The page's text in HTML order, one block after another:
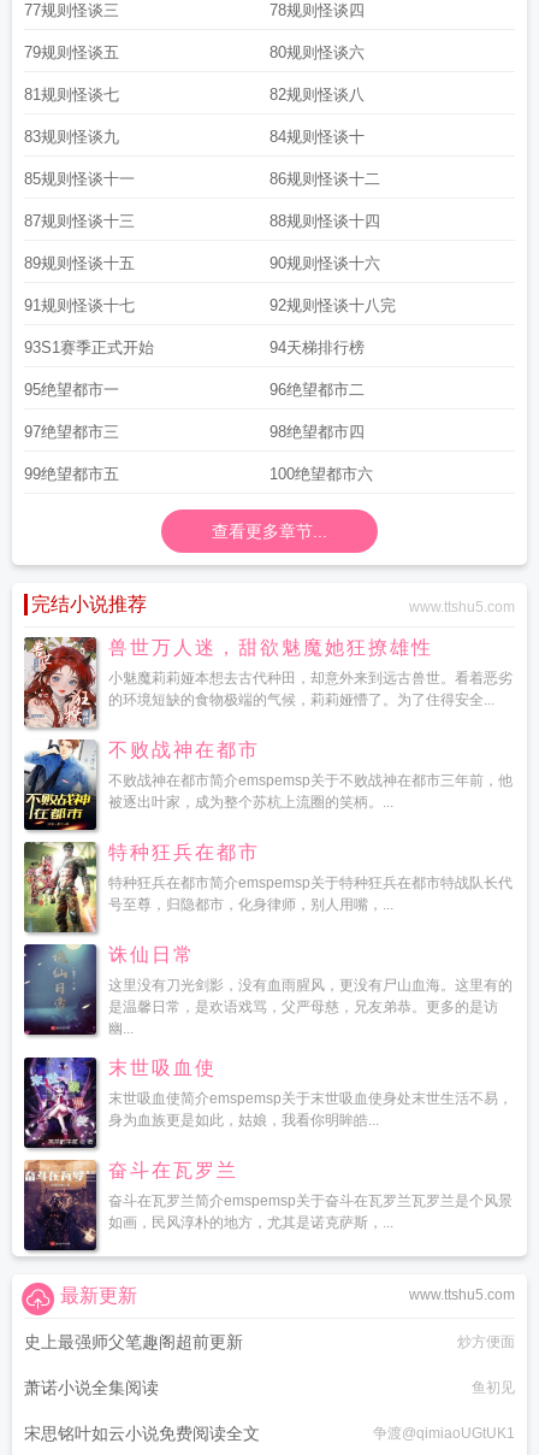
77规则怪谈三 78规则怪谈四
79规则怪谈五 80规则怪谈六
81规则怪谈七 82规则怪谈八
83规则怪谈九 84规则怪谈十
85规则怪谈十一 86规则怪谈十二
87规则怪谈十三 88规则怪谈十四
89规则怪谈十五 90规则怪谈十六
91规则怪谈十七 92规则怪谈十八完
93S1赛季正式开始 94天梯排行榜
95绝望都市一 96绝望都市二
97绝望都市三 98绝望都市四
99绝望都市五 100绝望都市六
查看更多章节...
完结小说推荐 www.ttshu5.com
兽世万人迷，甜欲魅魔她狂撩雄性
小魅魔莉莉娅本想去古代种田，却意外来到远古兽世。看着恶劣
的环境短缺的食物极端的气候，莉莉娅懵了。为了住得安全...
不败战神在都市
不败战神在都市简介emspemsp关于不败战神在都市三年前，他
被逐出叶家，成为整个苏杭上流圈的笑柄。...
特种狂兵在都市
特种狂兵在都市简介emspemsp关于特种狂兵在都市特战队长代
号至尊，归隐都市，化身律师，别人用嘴，...
诛仙日常
这里没有刀光剑影，没有血雨腥风，更没有尸山血海。这里有的
是温馨日常，是欢语戏骂，父严母慈，兄友弟恭。更多的是访
幽...
末世吸血使
末世吸血使简介emspemsp关于末世吸血使身处末世生活不易，
身为血族更是如此，姑娘，我看你明眸皓...
奋斗在瓦罗兰
奋斗在瓦罗兰简介emspemsp关于奋斗在瓦罗兰瓦罗兰是个风景
如画，民风淳朴的地方，尤其是诺克萨斯，...
www.ttshu5.com
最新更新
史上最强师父笔趣阁超前更新 炒方便面
萧诺小说全集阅读 鱼初见
宋思铭叶如云小说免费阅读全文 争渡@qimiaoUGtUK1